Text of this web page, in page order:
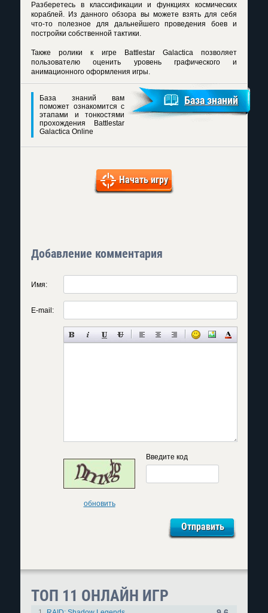
Разберетесь в классификации и функциях космических
кораблей. Из данного обзора вы можете взять для себя
что-то полезное для дальнейшего проведения боев и
постройки собственной тактики.
Также ролики к игре Battlestar Galactica позволяет
пользователю оценить уровень графического и
анимационного оформления игры.
База знаний вам
поможет ознакомится с
этапами и тонкостями
прохождения Battlestar
Galactica Online
База знаний
Начать игру
Добавление комментария
Имя:
E-mail:
обновить
Введите код
ТОП 11 ОНЛАЙН ИГР